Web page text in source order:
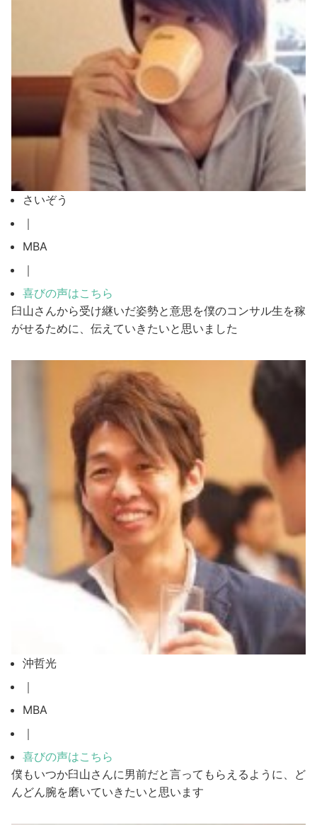
さいぞう
｜
MBA
｜
喜びの声はこちら
臼山さんから受け継いだ姿勢と意思を僕のコンサル生を稼
がせるために、伝えていきたいと思いました
沖哲光
｜
MBA
｜
喜びの声はこちら
僕もいつか臼山さんに男前だと言ってもらえるように、ど
んどん腕を磨いていきたいと思います